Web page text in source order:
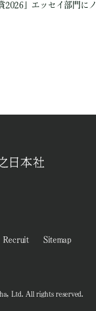
2026」エッセイ部門にノ
Recruit Sitemap
Ltd. All rights reserved.